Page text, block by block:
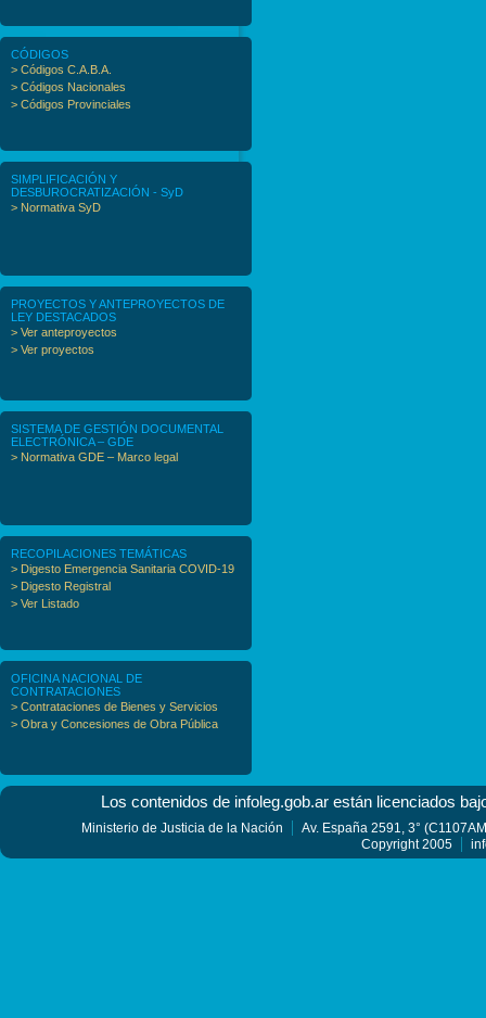
CÓDIGOS
> Códigos C.A.B.A.
> Códigos Nacionales
> Códigos Provinciales
SIMPLIFICACIÓN Y
DESBUROCRATIZACIÓN - SyD
> Normativa SyD
PROYECTOS Y ANTEPROYECTOS DE
LEY DESTACADOS
> Ver anteproyectos
> Ver proyectos
SISTEMA DE GESTIÓN DOCUMENTAL
ELECTRÓNICA – GDE
> Normativa GDE – Marco legal
RECOPILACIONES TEMÁTICAS
> Digesto Emergencia Sanitaria COVID-19
> Digesto Registral
> Ver Listado
OFICINA NACIONAL DE
CONTRATACIONES
> Contrataciones de Bienes y Servicios
> Obra y Concesiones de Obra Pública
Los contenidos de infoleg.gob.ar están licenciados
Ministerio de Justicia de la Nación
Av. España 2591, 3°
Copyright 2005